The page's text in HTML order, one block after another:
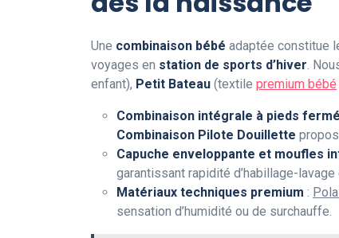
Une combinaison bébé adaptée constitue
voyages en station de sports d’hiver.
enfant), Petit Bateau (textile premium bébé
Combinaison intégrale à pieds
Combinaison Pilote Douillette
Capuche enveloppante et moufles
garantissant rapidité d’habillage-
Matériaux techniques premium :
sensation d’humidité ou de surchauffe.